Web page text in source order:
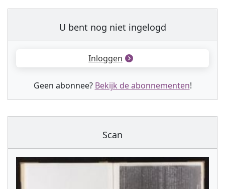
U bent nog niet ingelogd
Inloggen
Geen abonnee? Bekijk de abonnementen!
Scan